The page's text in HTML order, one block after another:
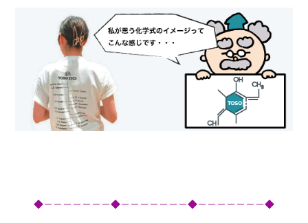
◆－－－－－－－◆－－－－－－－◆－－－－－－－◆